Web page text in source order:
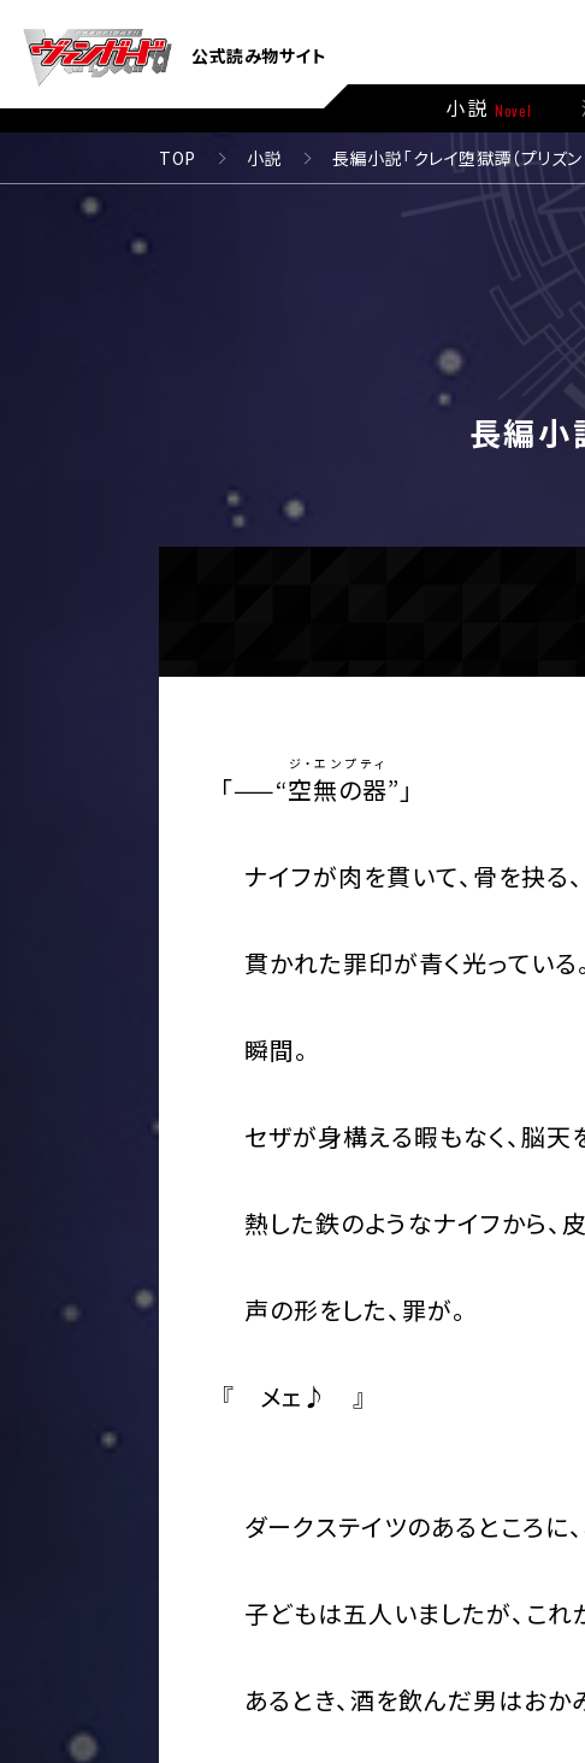
公式読み物サイト
小説 Novel
TOP 小説 長編小説「クレイ堕獄譚（プリズン
長編小
「——“空無の器
ジ・エンプティ
”」
ナイフが肉を貫いて、骨を抉る
貫かれた罪印が青く光っている。
瞬間。
セザが身構える暇もなく、脳天
熱した鉄のようなナイフから、
声の形をした、罪が。
『 メェ♪ 』
ダークステイツのあるところに
子どもは五人いましたが、これ
あるとき、酒を飲んだ男はおか